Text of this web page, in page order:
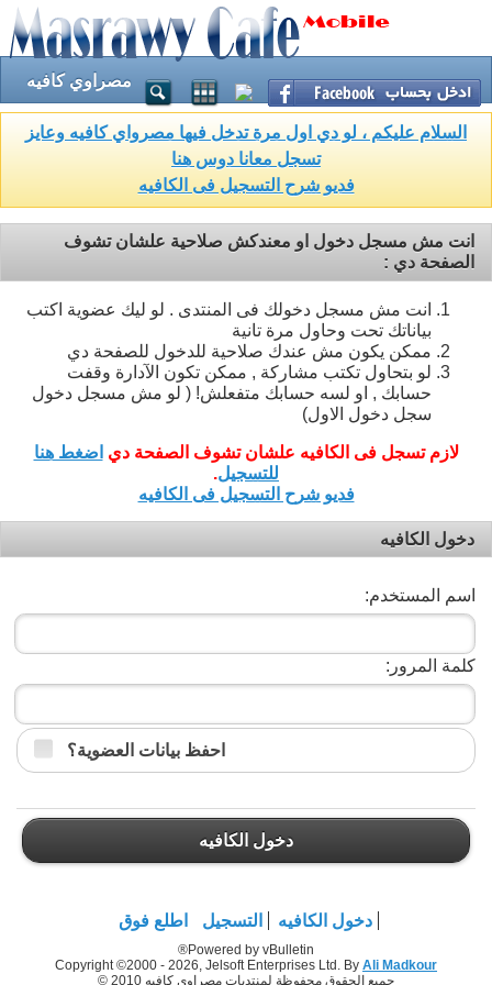
مصراوي كافيه
السلام عليكم ، لو دي اول مرة تدخل فيها مصرواي كافيه وعايز
تسجل معانا دوس هنا
فديو شرح التسجيل فى الكافيه
انت مش مسجل دخول او معندكش صلاحية علشان تشوف
الصفحة دي :
انت مش مسجل دخولك فى المنتدى . لو ليك عضوية اكتب
بياناتك تحت وحاول مرة تانية
ممكن يكون مش عندك صلاحية للدخول للصفحة دي
لو بتحاول تكتب مشاركة , ممكن تكون الآدارة وقفت
حسابك , او لسه حسابك متفعلش! ( لو مش مسجل دخول
سجل دخول الاول)
لازم تسجل فى الكافيه علشان تشوف الصفحة دي اضغط هنا
للتسجيل.
فديو شرح التسجيل فى الكافيه
دخول الكافيه
اسم المستخدم:
كلمة المرور:
احفظ بيانات العضوية؟
دخول الكافيه
دخول الكافيه التسجيل اطلع فوق
Powered by vBulletin®
Copyright ©2000 - 2026, Jelsoft Enterprises Ltd. By Ali Madkour
جميع الحقوق محفوظة لمنتديات مصراوي كافيه 2010 ©